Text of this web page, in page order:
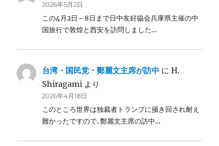
2026年5月2日
この4月2日～8日まで日中友好協会兵庫県主催の中
国旅行で敦煌と西安を訪問しました…
台湾・国民党・鄭麗文主席が訪中 にH.
Shiragami より
2026年4月18日
このところ世界は独裁者トランプに掻き回され耐え
難かったですので､鄭麗文主席の訪中…